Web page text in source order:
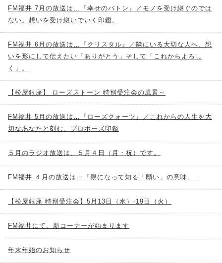
FM福井 7月の放送は…『幸せのバトン』／モノを受け継ぐのでは
ない。想いを受け継いでいく印鑑。
FM福井 6月の放送は…『クリスタル』／隣にいる大切な人へ、想
いを形にして伝えたい「ありがとう」そして「これからよろし
く」。
【松屋銀座】 ローズストーン 特別受注会の風景～
FM福井 5月の放送は…『ローズクォーツ』／これからの人生を大
切なあなたと刻む、プロポーズ印鑑
５月のラジオ放送は、５月４日（月・祝）です。
FM福井 ４月の放送は…『親になって知る「願い」の意味。
【松屋銀座 特別受注会】5月13日（水）-19日（火）
FM福井にて、新コーナーが始まります
年末年始のお知らせ